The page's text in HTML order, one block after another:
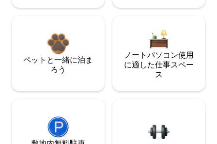
ペットと一緒に泊ま
ろう
ノートパソコン使用
に適した仕事スペー
ス